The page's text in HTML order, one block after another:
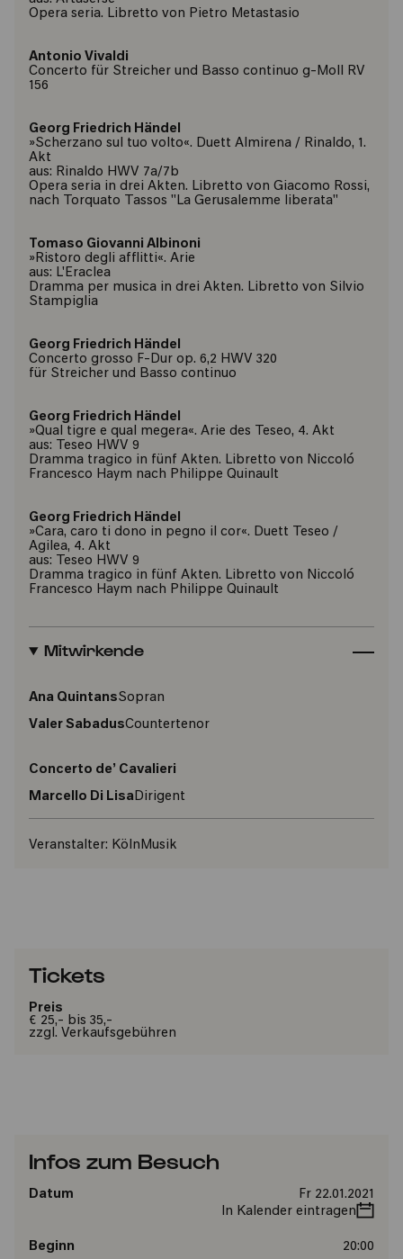
Opera seria. Libretto von Pietro Metastasio
Antonio Vivaldi
Concerto für Streicher und Basso continuo g-Moll RV
156
Georg Friedrich Händel
»Scherzano sul tuo volto«. Duett Almirena / Rinaldo, 1.
Akt
aus: Rinaldo HWV 7a/7b
Opera seria in drei Akten. Libretto von Giacomo Rossi,
nach Torquato Tassos "La Gerusalemme liberata"
Tomaso Giovanni Albinoni
»Ristoro degli afflitti«. Arie
aus: L'Eraclea
Dramma per musica in drei Akten. Libretto von Silvio
Stampiglia
Georg Friedrich Händel
Concerto grosso F-Dur op. 6,2 HWV 320
für Streicher und Basso continuo
Georg Friedrich Händel
»Qual tigre e qual megera«. Arie des Teseo, 4. Akt
aus: Teseo HWV 9
Dramma tragico in fünf Akten. Libretto von Niccoló
Francesco Haym nach Philippe Quinault
Georg Friedrich Händel
»Cara, caro ti dono in pegno il cor«. Duett Teseo /
Agilea, 4. Akt
aus: Teseo HWV 9
Dramma tragico in fünf Akten. Libretto von Niccoló
Francesco Haym nach Philippe Quinault
Mitwirkende
Ana QuintansSopran
Valer SabadusCountertenor
Concerto de’ Cavalieri
Marcello Di LisaDirigent
Veranstalter: KölnMusik
Tickets
Preis
€ 25,- bis 35,-
zzgl. Verkaufsgebühren
Infos zum Besuch
Datum
Fr 22.01.2021
In Kalender eintragen
Beginn 20:00